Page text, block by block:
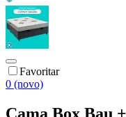
Favoritar
0 (novo)
Cama Box Bau